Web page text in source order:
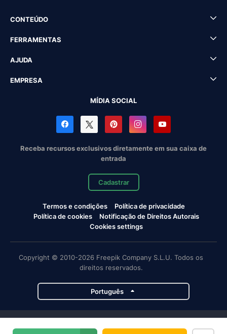
CONTEÚDO
FERRAMENTAS
AJUDA
EMPRESA
MÍDIA SOCIAL
Receba recursos exclusivos diretamente em sua caixa de
entrada
Cadastrar
Termos e condições
Política de privacidade
Política de cookies
Notificação de Direitos Autorais
Cookies settings
Copyright © 2010-2026 Freepik Company S.L.U. Todos os
direitos reservados.
Português